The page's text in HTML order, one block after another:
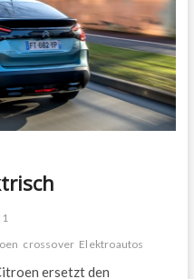
crossover Elektroautos
ersetzt den